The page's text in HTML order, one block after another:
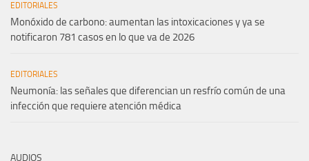
EDITORIALES
Monóxido de carbono: aumentan las intoxicaciones y ya se
notificaron 781 casos en lo que va de 2026
EDITORIALES
Neumonía: las señales que diferencian un resfrío común de una
infección que requiere atención médica
AUDIOS